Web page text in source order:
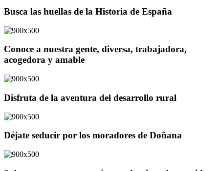
Busca las huellas de la Historia de España
Conoce a nuestra gente, diversa, trabajadora,
acogedora y amable
Disfruta de la aventura del desarrollo rural
Déjate seducir por los moradores de Doñana